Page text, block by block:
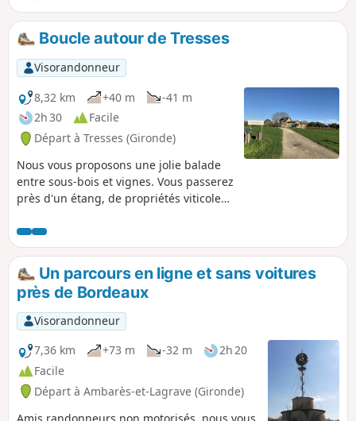
Boucle autour de Tresses
Visorandonneur
8,32 km
+40 m
-41 m
2h 30
Facile
Départ à Tresses (Gironde)
Nous vous proposons une jolie balade
entre sous-bois et vignes. Vous passerez
près d'un étang, de propriétés viticoles
Fargues Saint-Hilaire.
Un parcours en ligne et sans voitures
près de Bordeaux
Visorandonneur
7,36 km
+73 m -32 m
2h 20
Facile
Départ à Ambarès-et-Lagrave (Gironde)